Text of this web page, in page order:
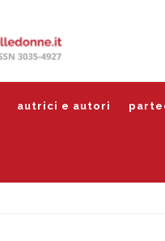
autrici e autori